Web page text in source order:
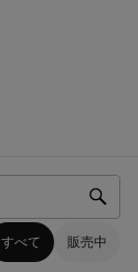
すべて 販売中